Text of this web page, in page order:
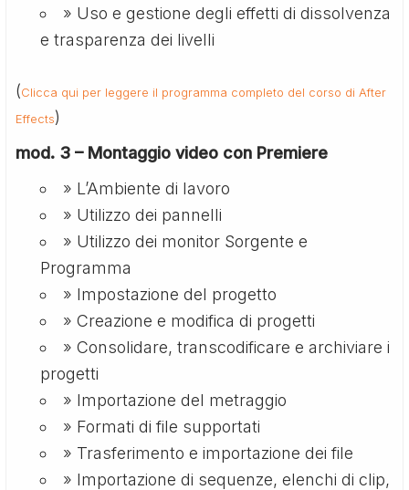
» Uso e gestione degli effetti di dissolvenza
e trasparenza dei livelli
(Clicca qui per leggere il programma completo del corso di After
Effects)
mod. 3 – Montaggio video con Premiere
» L’Ambiente di lavoro
» Utilizzo dei pannelli
» Utilizzo dei monitor Sorgente e
Programma
» Impostazione del progetto
» Creazione e modifica di progetti
» Consolidare, transcodificare e archiviare i
progetti
» Importazione del metraggio
» Formati di file supportati
» Trasferimento e importazione dei file
» Importazione di sequenze, elenchi di clip,